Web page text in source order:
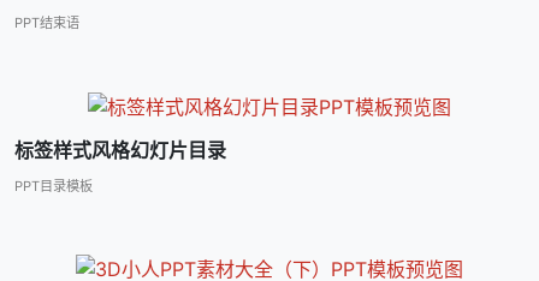
PPT结束语
标签样式风格幻灯片目录
PPT目录模板